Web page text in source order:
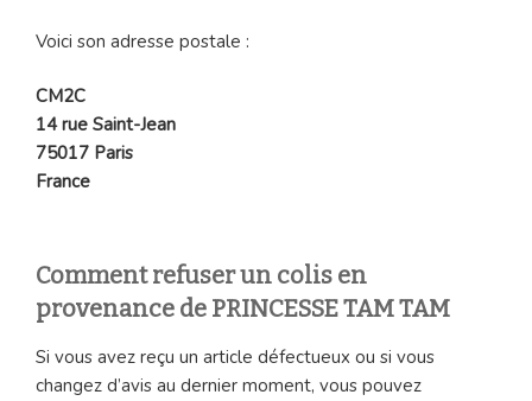
Voici son adresse postale :
CM2C
14 rue Saint-Jean
75017 Paris
France
Comment refuser un colis en
provenance de PRINCESSE TAM TAM
Si vous avez reçu un article défectueux ou si vous
changez d’avis au dernier moment, vous pouvez